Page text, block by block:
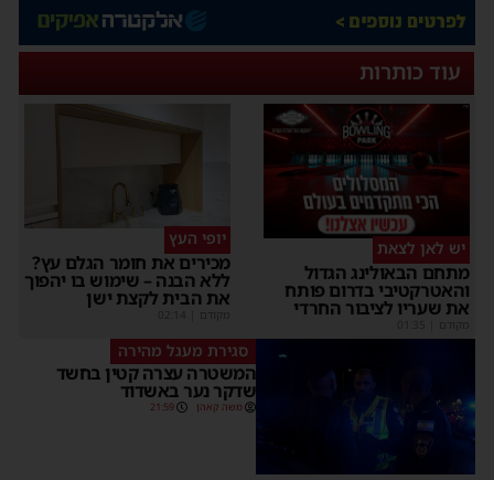
עוד כותרות
יש לאן לצאת
מתחם הבאולינג הגדול
והאטרקטיבי בדרום פותח
את שעריו לציבור החרדי
מקודם
יופי העץ
מכירים את חומר הגלם עץ?
ללא הבנה – שימוש בו יהפוך
את הבית לקצת ישן
מקודם
סגירת מעגל מהירה
המשטרה עצרה קטין בחשד
שדקר נער באשדוד
משה קאהן 21:59